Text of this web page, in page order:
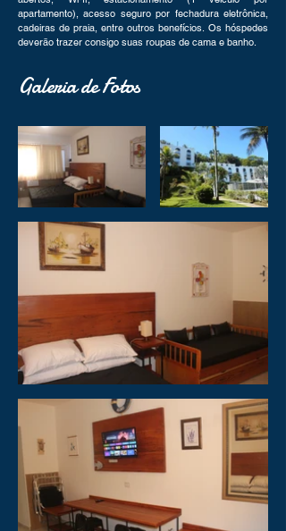
apartamento), acesso seguro por fechadura eletrônica,
cadeiras de praia, entre outros benefícios. Os hóspedes
deverão trazer consigo suas roupas de cama e banho.
Galeria de Fotos